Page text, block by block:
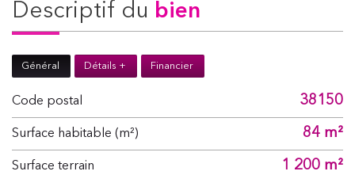
descriptif du bien
Général Détails + Financier
Code postal 38150
Surface habitable (m²) 84 m²
surface terrain 1 200 m²